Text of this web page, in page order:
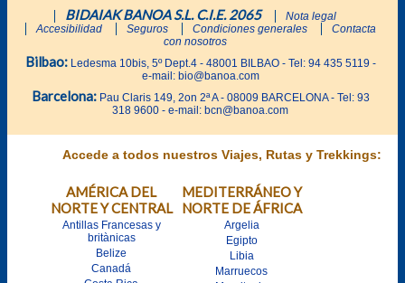
BIDAIAK BANOA S.L. C.I.E. 2065
Nota legal
Accesibilidad
Seguros Condiciones generales
Contacta
con nosotros
Bilbao:Ledesma 10bis, 5º Dept.4 - 48001 BILBAO - Tel: 94 435 5119 -
e-mail: bio@banoa.com
Barcelona:Pau Claris 149, 2on 2ª A - 08009 BARCELONA - Tel: 93
318 9600 - e-mail: bcn@banoa.com
Accede a todos nuestros Viajes, Rutas y Trekkings:
AMÉRICA DEL
NORTE Y CENTRAL
Antillas Francesas y
britànicas
Belize
Canadá
MEDITERRÁNEO Y
NORTE DE ÁFRICA
Argelia
Egipto
Libia
Marruecos